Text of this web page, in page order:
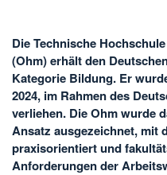
Die Technische
(Ohm) erhält den
Kategorie Bildung. Er
2024, im Rahmen des
verliehen. Die Ohm wurde
Ansatz ausgezeichnet, mit
praxisorientiert und
Anforderungen der